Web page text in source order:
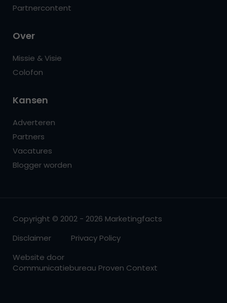
Partnercontent
Over
Missie & Visie
Colofon
Kansen
Adverteren
Partners
Vacatures
Blogger worden
Copyright © 2002 - 2026 Marketingfacts
Disclaimer
Privacy Policy
Website door
Communicatiebureau Proven Context